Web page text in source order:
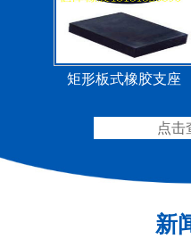
矩形板式橡胶支座
圆形四氟板橡胶支座
点击
新